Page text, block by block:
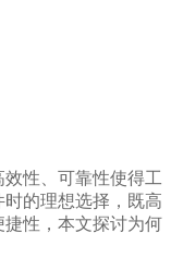
性、可靠性使得工
的理想选择，既高
性，本文探讨为何